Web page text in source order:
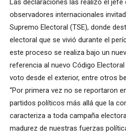
Las declaraciones las realizó el jefe
observadores internacionales
Supremo Electoral (TSE), donde
electoral que se vivió durante el
este proceso se realiza bajo un
referencia al nuevo Código
voto desde el exterior, entre otros
“Por primera vez no se reportaron
partidos políticos más allá que la
caracteriza a toda campaña
madurez de nuestras fuerzas